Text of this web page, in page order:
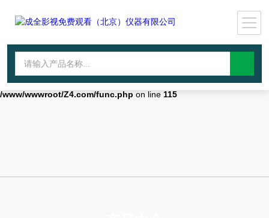
Warning: mkdir(): No space left on device in
file_put_contents(./cachefile_yuan/wwyjgs.com/cache/41/5adea/
failed to open stream: No such file or directory in
/www/wwwroot/Z4.com/func.php on line 115